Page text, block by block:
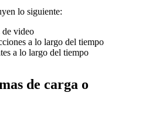
lo siguiente:
de video
a lo largo del tiempo
a lo largo del tiempo
de carga o